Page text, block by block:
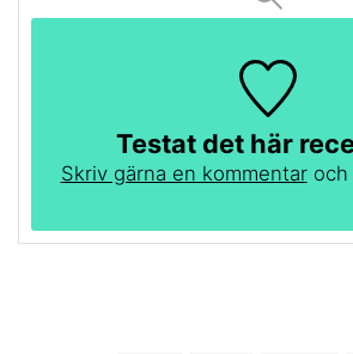
Testat det här
Skriv gärna en kommentaroch